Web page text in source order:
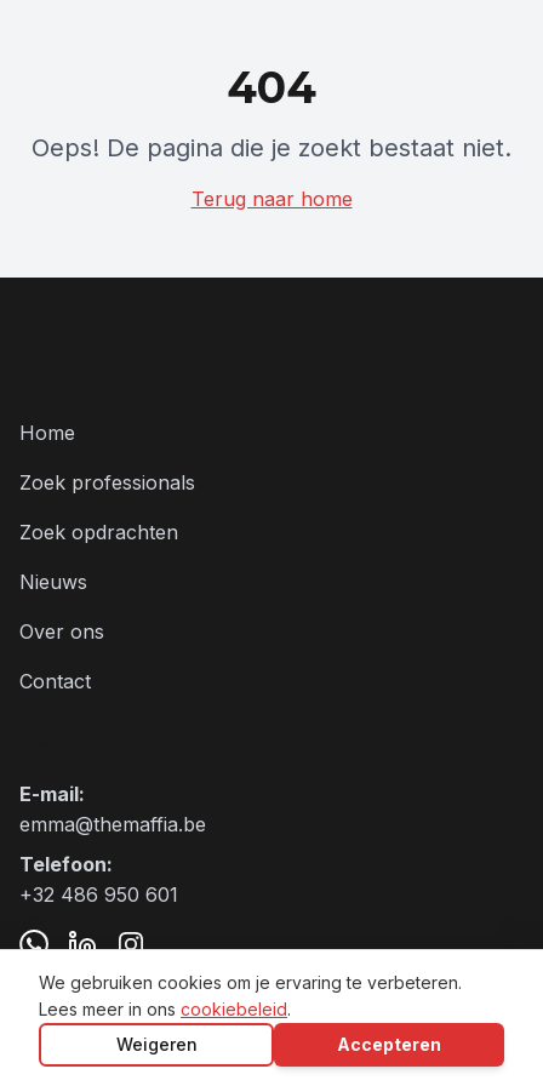
We gebruiken cookies om je ervaring te verbeteren.
Lees meer in ons cookiebeleid.
Weigeren
Accepteren
404
Oeps! De pagina die je zoekt bestaat niet.
Terug naar home
Home
Zoek professionals
Zoek opdrachten
Nieuws
Over ons
Contact
E-mail:
emma@themaffia.be
Telefoon:
+32 486 950 601
The Maffia BV VAT:BE0797.905.271
Algemene voorwaarden
Privacybeleid